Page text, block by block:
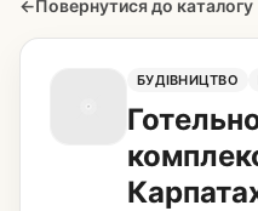
←Повернутися до каталогу
БУДІВНИЦТВО